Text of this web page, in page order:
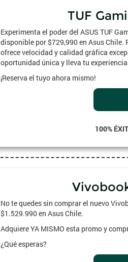
TUF
Experimenta el poder del ASUS TUF
disponible por $729,990 en Asus
ofrece velocidad y calidad gráfica
oportunidad única y lleva tu
¡Reserva el tuyo ahora mismo!
100%
No te quedes sin comprar el nuevo
$1.529.990 en Asus Chile.
Adquiere YA MISMO esta promo y
¿Qué esperas?